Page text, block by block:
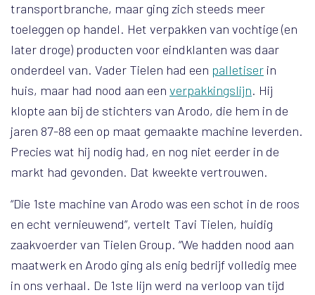
transportbranche, maar ging zich steeds meer
toeleggen op handel. Het verpakken van vochtige (en
later droge) producten voor eindklanten was daar
onderdeel van. Vader Tielen had een palletiser in
huis, maar had nood aan een verpakkingslijn. Hij
klopte aan bij de stichters van Arodo, die hem in de
jaren 87-88 een op maat gemaakte machine leverden.
Precies wat hij nodig had, en nog niet eerder in de
markt had gevonden. Dat kweekte vertrouwen.
“Die 1ste machine van Arodo was een schot in de roos
en echt vernieuwend”, vertelt Tavi Tielen, huidig
zaakvoerder van Tielen Group. “We hadden nood aan
maatwerk en Arodo ging als enig bedrijf volledig mee
in ons verhaal. De 1ste lijn werd na verloop van tijd